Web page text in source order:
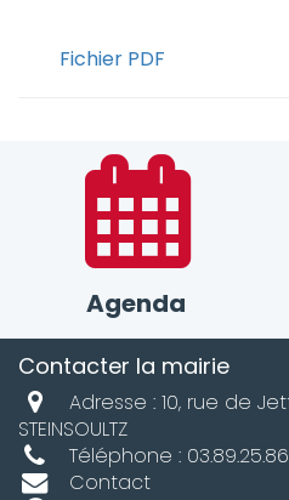
Fichier PDF
Agenda
Contacter la mairie
Adresse : 10, rue de
STEINSOULTZ
Téléphone :
Contact